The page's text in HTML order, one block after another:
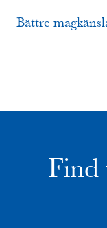
Bättre
Find